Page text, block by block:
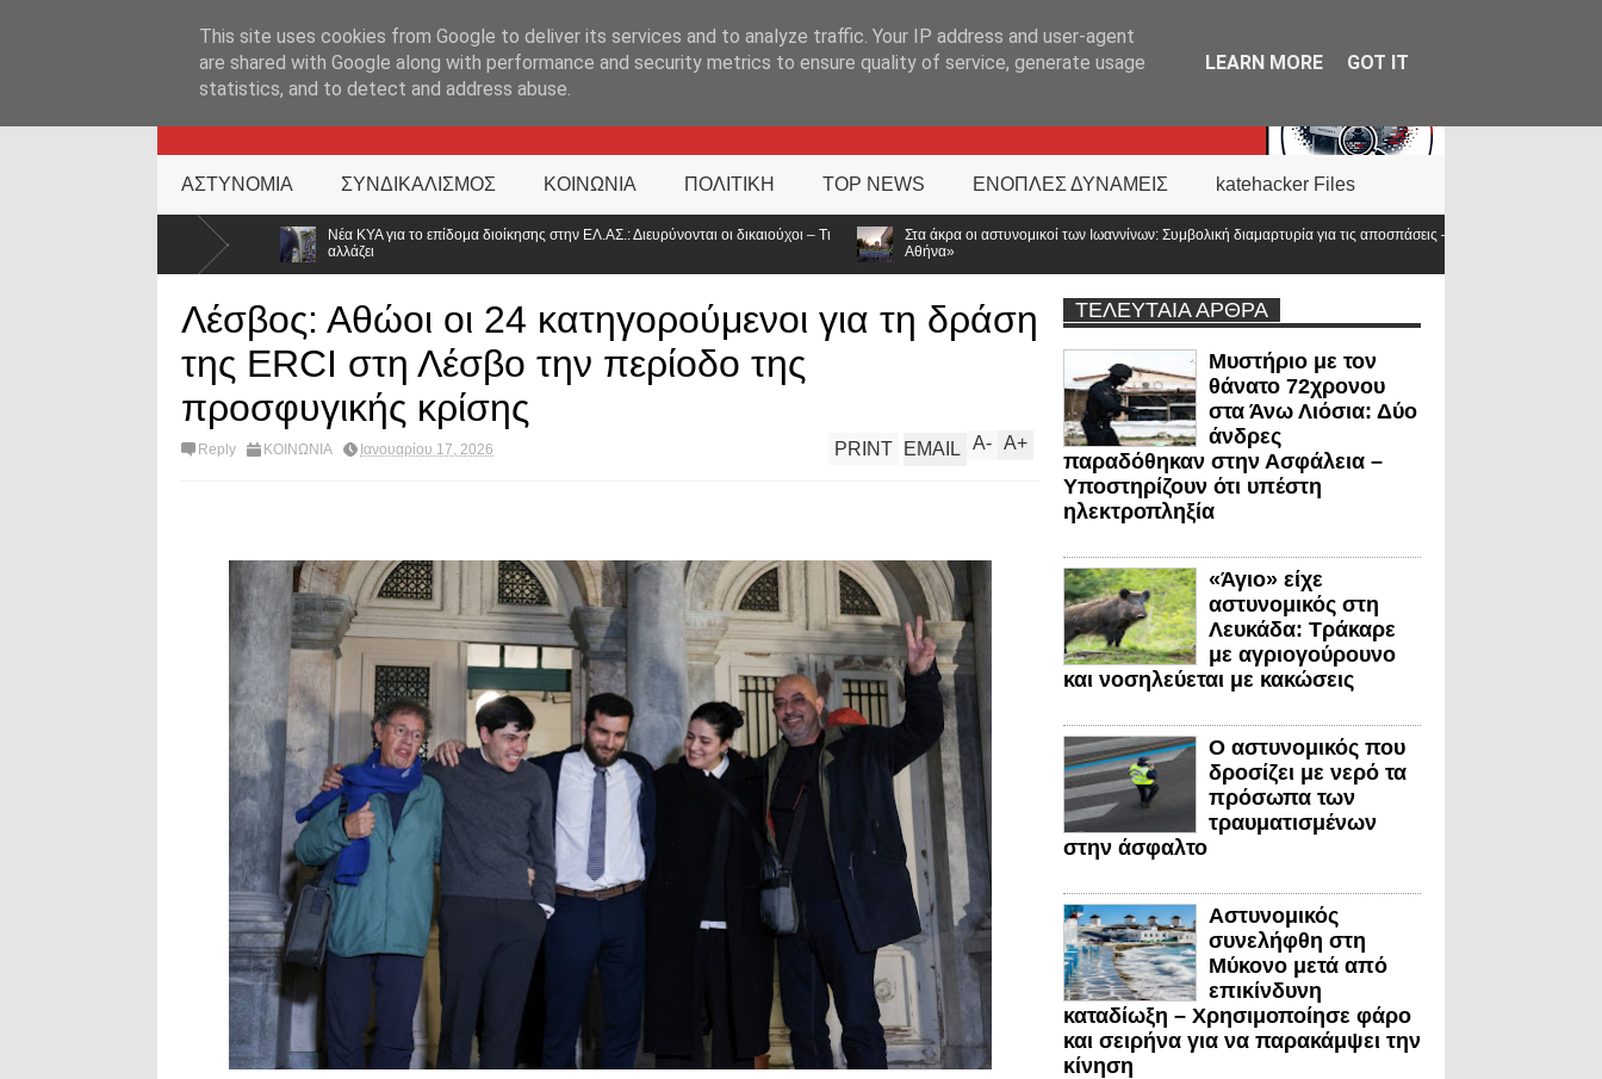
KATEHACKER
ΑΣΤΥΝΟΜΙΑ ΣΥΝΔΙΚΑΛΙΣΜΟΣ ΚΟΙΝΩΝΙΑ ΠΟΛΙΤΙΚΗ TOP NEWS ΕΝΟΠΛΕΣ ΔΥΝΑΜΕΙΣ katehacker Files
Νέα ΚΥΑ για το επίδομα διοίκησης στην ΕΛ.ΑΣ.: Διευρύνονται οι δικαιούχοι – Τι
Στα άκρα οι αστυνομικοί των Ιωαννίνων: Συμβολική διαμαρτυρία για τις αποσπάσεις – «Η Ελλάδα δεν είναι μόνο η
Λέσβος: Αθώοι οι 24 κατηγορούμενοι για τη δράση
της ERCI στη Λέσβο την περίοδο της
προσφυγικής κρίσης
Reply ΚΟΙΝΩΝΙΑ Ιανουαρίου 17, 2026 A+
A-
PRINT EMAIL
ΤΕΛΕΥΤΑΙΑ ΑΡΘΡΑ
Μυστήριο με τον
θάνατο 72χρονου
στα Άνω Λιόσια: Δύο
άνδρες
παραδόθηκαν στην Ασφάλεια –
Υποστηρίζουν ότι υπέστη
ηλεκτροπληξία
«Άγιο» είχε
αστυνομικός στη
Λευκάδα: Τράκαρε
με αγριογούρουνο
και νοσηλεύεται με κακώσεις
Ο αστυνομικός που
δροσίζει με νερό τα
πρόσωπα των
τραυματισμένων
στην άσφαλτο
Αστυνομικός
συνελήφθη στη
Μύκονο μετά από
επικίνδυνη
καταδίωξη – Χρησιμοποίησε φάρο
και σειρήνα για να παρακάμψει την
κίνηση
This site uses cookies from Google to deliver its services and to analyze traffic. Your IP address and user-agent
are shared with Google along with performance and security metrics to ensure quality of service, generate usage
statistics, and to detect and address abuse.
LEARN MORE GOT IT